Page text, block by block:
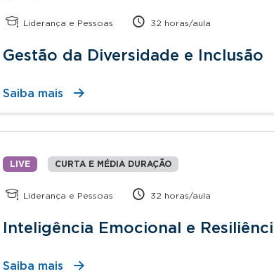
Liderança e Pessoas 32 horas/aula
Gestão da Diversidade e Inclusão
Saiba mais
LIVE CURTA E MÉDIA DURAÇÃO
Liderança e Pessoas 32 horas/aula
Inteligência Emocional e
Saiba mais